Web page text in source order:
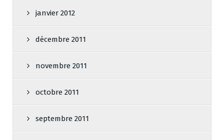
janvier 2012
décembre 2011
novembre 2011
octobre 2011
septembre 2011